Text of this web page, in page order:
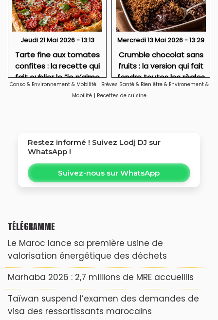
Jeudi 21 Mai 2026 - 13:13
Tarte fine aux tomates
confites : la recette qui
fait oublier le “je n’aime
pas le vert”
Mercredi 13 Mai 2026 - 13:29
Crumble chocolat sans
fruits : la version qui fait
fondre toutes les règles
Conso & Environnement & Mobilité | Brèves Santé & Bien être & Environement &
Mobilité | Recettes de cuisine
Restez informé ! Suivez Lodj DJ sur
WhatsApp !
Suivez-nous sur WhatsApp
TÉLÉGRAMME
Le Maroc lance sa première usine de
valorisation énergétique des déchets
Marhaba 2026 : 2,7 millions de MRE accueillis
Taïwan suspend l’examen des demandes de
visa des ressortissants marocains